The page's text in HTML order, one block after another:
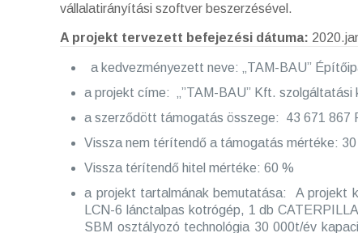
vállalatirányítási szoftver beszerzésével.
A projekt tervezett befejezési dátuma:
a kedvezményezett neve: „TAM-BAU”
a projekt címe: „”TAM-BAU” Kft.
a szerződött támogatás összege: 43 671 867
Vissza nem térítendő a támogatás mértéke: 30
Vissza térítendő hitel mértéke: 60 %
a projekt tartalmának bemutatása: A projekt
LCN-6 lánctalpas kotrógép, 1 db
SBM osztályozó technológia 30 000t/év